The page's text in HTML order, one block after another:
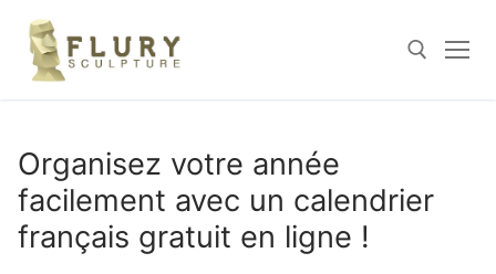
content
Organisez votre année
facilement avec un calendrier
français gratuit en ligne !